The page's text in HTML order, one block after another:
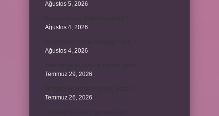
Ağustos 5, 2026
Ağustos 4, 2026
Ağustos 4, 2026
Temmuz 29, 2026
Temmuz 26, 2026